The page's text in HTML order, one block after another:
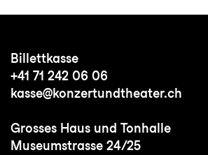
Nationaltheater Mannheim
Hessische Landestheater
Billettkasse
+41 71 242 06 06
kasse@konzertundtheater.ch
Grosses Haus und Tonhalle
Museumstrasse 24/25